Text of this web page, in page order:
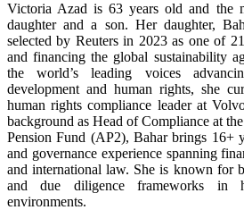
Victoria Azad is 63 years old and the
daughter and a son. Her daughter,
selected by Reuters in 2023 as one of
and financing the global sustainability
the world’s leading voices
development and human rights, she
human rights compliance leader at
background as Head of Compliance at
Pension Fund (AP2), Bahar brings 16+
and governance experience spanning
and international law. She is known for
and due diligence frameworks in
environments.